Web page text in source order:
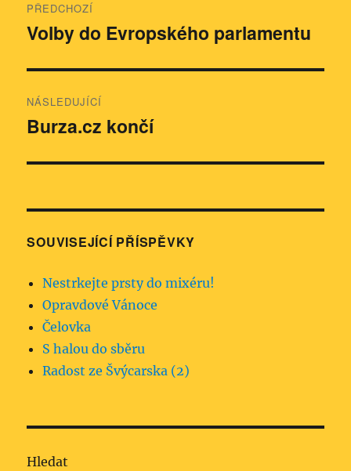
pro
PŘEDCHOZÍ
Předchozí
Volby do Evropského parlamentu
NÁSLEDUJÍCÍ
Následující
Burza.cz končí
SOUVISEJÍCÍ PŘÍSPĚVKY
Nestrkejte prsty do mixéru!
Opravdové Vánoce
Čelovka
S halou do sběru
Radost ze Švýcarska (2)
Hledat